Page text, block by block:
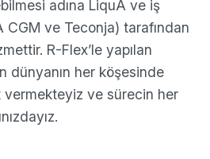
adına LiquA ve iş
CGM ve Teconja) tarafından
R-Flex’le yapılan
dünyanın her köşesinde
vermekteyiz ve sürecin her